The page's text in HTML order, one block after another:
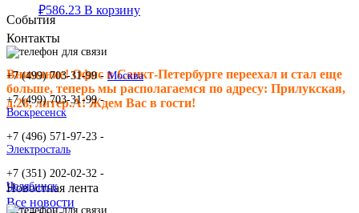
События
Внимание! Офис в Санкт-Петербурге переехал и стал еще
больше, теперь мы располагаемся по адресу: Прилукская,
д.28, литер.А! Ждем Вас в гости!
Новостная лента
Все новости
₽586.23 В корзину
Контакты
+7 (499) 703-31-99 -Москва
+7 (499) 703-31-99 -
Воскресенск
+7 (496) 571-97-23 -
Электросталь
+7 (351) 202-02-32 -
Челябинск